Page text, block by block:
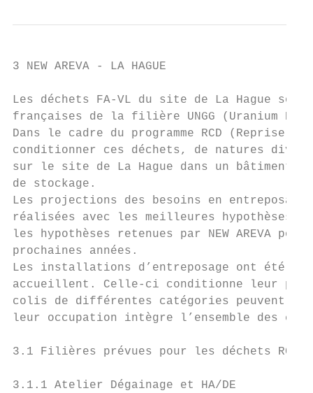
3 NEW AREVA - LA HAGUE
Les déchets FA-VL du site de La Hague
françaises de la filière UNGG (Uranium
Dans le cadre du programme RCD (Reprise
conditionner ces déchets, de natures
sur le site de La Hague dans un
de stockage.
Les projections des besoins en
réalisées avec les meilleures hypothèses
les hypothèses retenues par NEW AREVA
prochaines années.
Les installations d’entreposage ont été
accueillent. Celle-ci conditionne leur
colis de différentes catégories peuvent se
leur occupation intègre l’ensemble des
3.1 Filières prévues pour les déchets RCD
3.1.1 Atelier Dégainage et HA/DE